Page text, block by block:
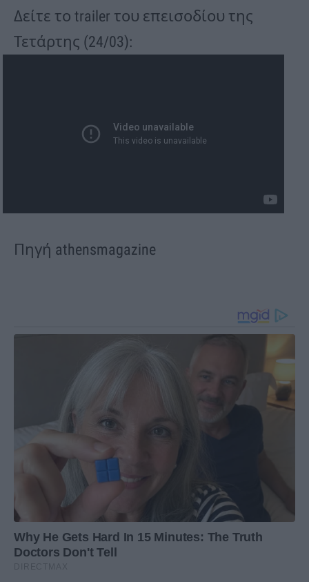
Δείτε το trailer του επεισοδίου της
Τετάρτης (24/03):
Πηγή athensmagazine